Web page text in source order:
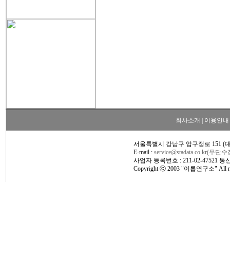
회사소개 이용안내
서울특별시 강남구 압구정로 151 (
E-mail : service@stadata.co.kr(무단
사업자 등록번호 : 211-02-47521 통
Copyright ⓒ 2003 "이롭연구소" All